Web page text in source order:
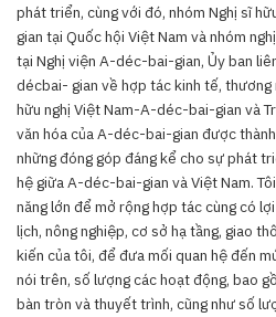
phát triển, cùng với đó, nhóm Nghị sĩ
gian tại Quốc hội Việt Nam và nhóm
tại Nghị viện A-déc-bai-gian, Ủy ban
décbai- gian về hợp tác kinh tế, thương
hữu nghị Việt Nam-A-déc-bai-gian và
văn hóa của A-déc-bai-gian được
những đóng góp đáng kể cho sự phát
hệ giữa A-déc-bai-gian và Việt Nam.
năng lớn để mở rộng hợp tác cùng có
lịch, nông nghiệp, cơ sở hạ tầng, giao
kiến của tôi, để đưa mối quan hệ đến
nói trên, số lượng các hoạt động, bao
bàn tròn và thuyết trình, cũng như số